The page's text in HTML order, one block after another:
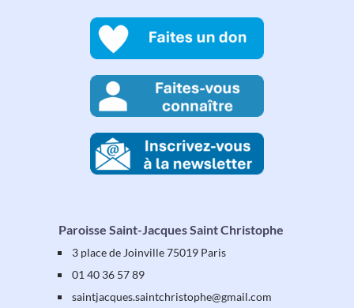
Paroisse Saint-Jacques Saint Christophe
3 place de Joinville 75019 Paris
01 40 36 57 89
saintjacques.saintchristophe@gmail.com